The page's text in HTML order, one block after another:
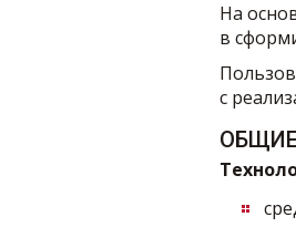
На
в
с